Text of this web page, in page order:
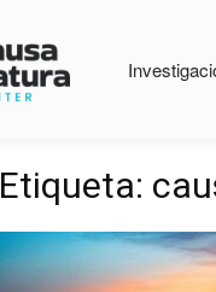
Etiqueta: